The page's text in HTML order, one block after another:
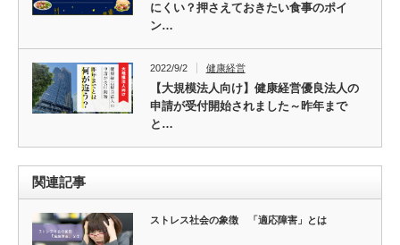
にくい？押さえておきたい食事のポイ
ン…
2022/9/2 健康経営
【大規模法人向け】健康経営優良法人の
申請が受付開始されました～昨年まで
と…
関連記事
ストレス社会の象徴 「適応障害」とは